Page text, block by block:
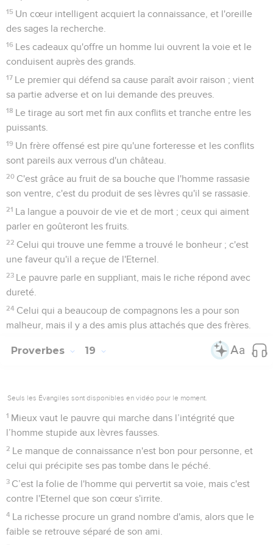
15 Un cœur intelligent acquiert la connaissance, et l'oreille
des sages la recherche.
16 Les cadeaux qu'offre un homme lui ouvrent la voie et le
conduisent auprès des grands.
17 Le premier qui défend sa cause paraît avoir raison ; vient
sa partie adverse et on lui demande des preuves.
18 Le tirage au sort met fin aux conflits et tranche entre les
puissants.
19 Un frère offensé est pire qu'une forteresse et les conflits
sont pareils aux verrous d'un château.
20 C'est grâce au fruit de sa bouche que l'homme rassasie
son ventre, c'est du produit de ses lèvres qu'il se rassasie.
21 La langue a pouvoir de vie et de mort ; ceux qui aiment
parler en goûteront les fruits.
22 Celui qui trouve une femme a trouvé le bonheur ; c'est
une faveur qu'il a reçue de l'Eternel.
23 Le pauvre parle en suppliant, mais le riche répond avec
dureté.
24 Celui qui a beaucoup de compagnons les a pour son
malheur, mais il y a des amis plus attachés que des frères.
Proverbes 19
Seuls les Évangiles sont disponibles en vidéo pour le moment.
1 Mieux vaut le pauvre qui marche dans l’intégrité que
l’homme stupide aux lèvres fausses.
2 Le manque de connaissance n'est bon pour personne, et
celui qui précipite ses pas tombe dans le péché.
3 C’est la folie de l'homme qui pervertit sa voie, mais c'est
contre l'Eternel que son cœur s'irrite.
4 La richesse procure un grand nombre d'amis, alors que le
faible se retrouve séparé de son ami.